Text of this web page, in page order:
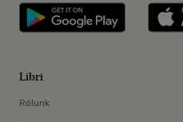
Libri
Libri
Rólunk